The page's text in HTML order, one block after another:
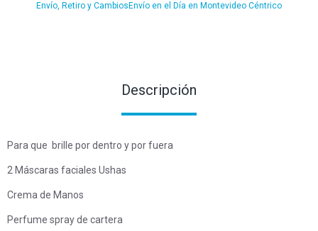
Envío, Retiro y Cambios Envío en el Día en Montevideo Céntrico
Descripción
Para que brille por dentro y por fuera
2 Máscaras faciales Ushas
Crema de Manos
Perfume spray de cartera